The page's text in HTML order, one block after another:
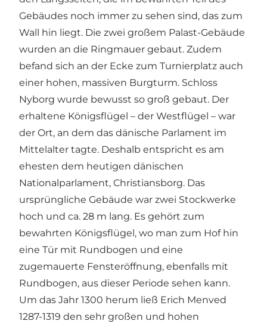
Gebäudes noch immer zu sehen sind, das zum
Wall hin liegt. Die zwei großem Palast-Gebäude
wurden an die Ringmauer gebaut. Zudem
befand sich an der Ecke zum Turnierplatz auch
einer hohen, massiven Burgturm. Schloss
Nyborg wurde bewusst so groß gebaut. Der
erhaltene Königsflügel – der Westflügel – war
der Ort, an dem das dänische Parlament im
Mittelalter tagte. Deshalb entspricht es am
ehesten dem heutigen dänischen
Nationalparlament, Christiansborg. Das
ursprüngliche Gebäude war zwei Stockwerke
hoch und ca. 28 m lang. Es gehört zum
bewahrten Königsflügel, wo man zum Hof hin
eine Tür mit Rundbogen und eine
zugemauerte Fensteröffnung, ebenfalls mit
Rundbogen, aus dieser Periode sehen kann.
Um das Jahr 1300 herum ließ Erich Menved
1287-1319 den sehr großen und hohen